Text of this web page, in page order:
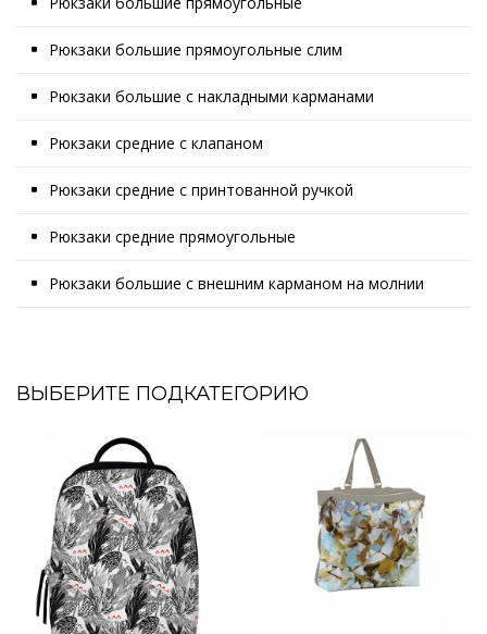
Рюкзаки большие прямоугольные слим
Рюкзаки большие с накладными карманами
Рюкзаки средние с клапаном
Рюкзаки средние с принтованной ручкой
Рюкзаки средние прямоугольные
Рюкзаки большие с внешним карманом на молнии
ВЫБЕРИТЕ ПОДКАТЕГОРИЮ